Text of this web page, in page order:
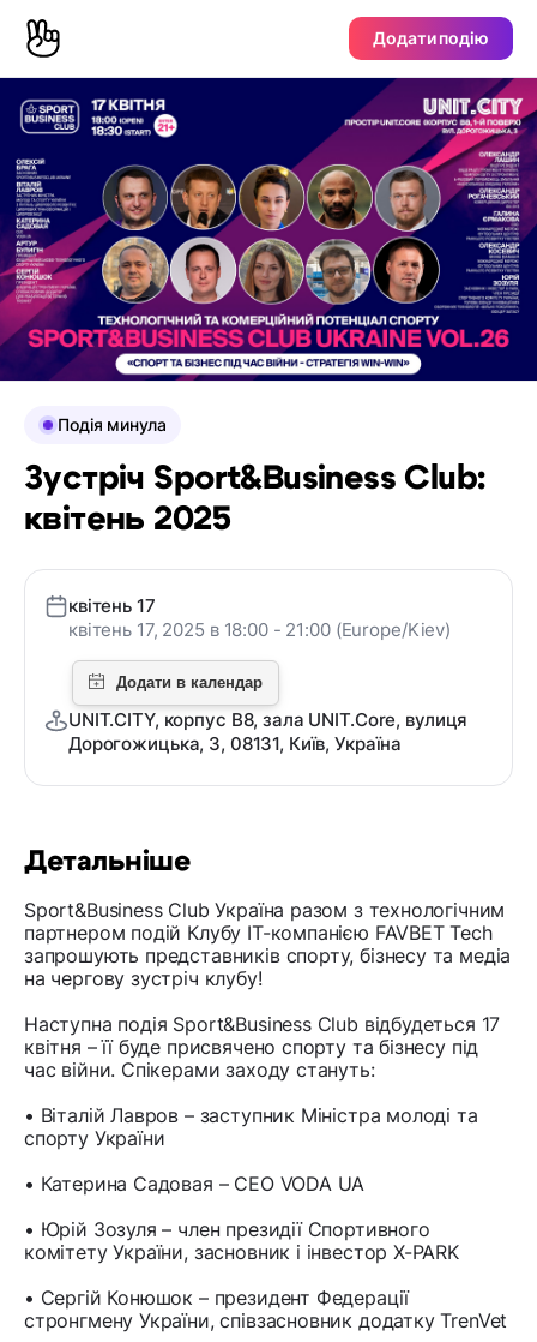
Додати подію
Детальніше
Sport&Business Club Україна разом з технологічним
партнером подій Клубу IT-компанією FAVBET Tech
запрошують представників спорту, бізнесу та медіа
на чергову зустріч клубу!
Наступна подія Sport&Business Club відбудеться 17
квітня – її буде присвячено спорту та бізнесу під
час війни. Спікерами заходу стануть:
• Віталій Лавров – заступник Міністра молоді та
спорту України
• Катерина Садовая – CEO VODA UA
• Юрій Зозуля – член президії Спортивного
комітету України, засновник і інвестор X-PARK
• Сергій Конюшок – президент Федерації
стронгмену України, співзасновник додатку TrenVet
Подія минула
Зустріч Sport&Business Club:
квітень 2025
квітень 17
квітень 17, 2025 в 18:00 - 21:00 (Europe/Kiev)
UNIT.CITY, корпус В8, зала UNIT.Core, вулиця
Дорогожицька, 3, 08131, Київ, Україна